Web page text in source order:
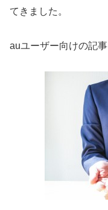
てきました。
auユーザー向けの記事